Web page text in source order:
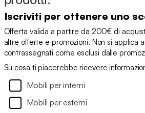
Iscriviti per ottenere uno
Offerta valida a partire da 200€ di
altre offerte e promozioni. Non si applica
contrassegnati come esclusi dalle
Su cosa ti piacerebbe ricevere
Mobili per interni
Mobili per esterni